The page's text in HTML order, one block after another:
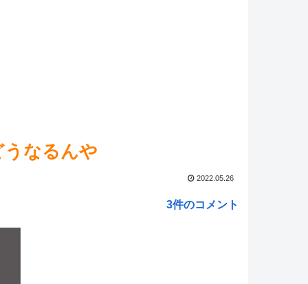
なるんや
2022.05.26
3件のコメント